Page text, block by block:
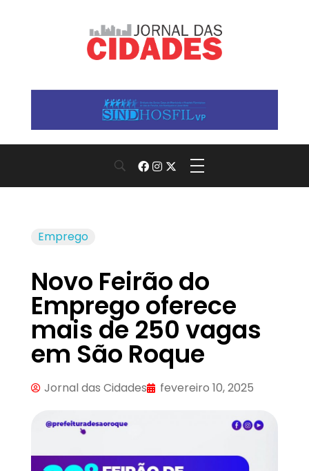
Emprego
Novo Feirão do
Emprego oferece
mais de 250 vagas
em São Roque
Jornal das Cidades fevereiro 10, 2025